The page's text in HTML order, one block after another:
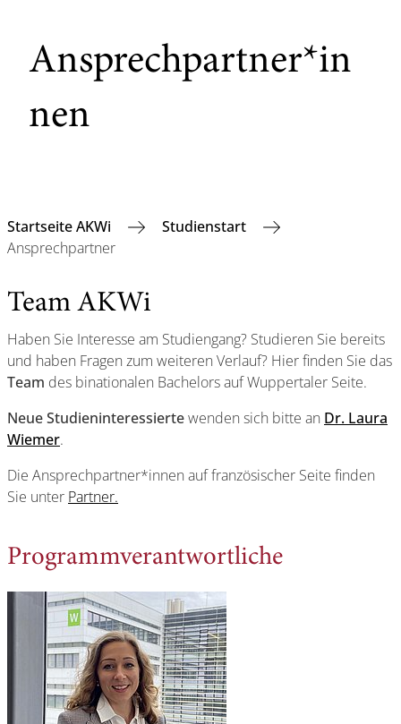
Ansprechpartner*in
nen
Startseite AKWi
Studienstart
Ansprechpartner
Team AKWi
Haben Sie Interesse am Studiengang? Studieren Sie bereits
und haben Fragen zum weiteren Verlauf? Hier finden Sie das
Team des binationalen Bachelors auf Wuppertaler Seite.
Neue Studieninteressiertewenden sich bitte an Dr. Laura
Wiemer.
Die Ansprechpartner*innen auf französischer Seite finden
Sie unter Partner.
Programmverantwortliche